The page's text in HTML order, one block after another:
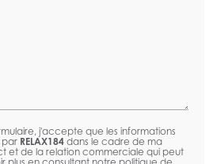
j'accepte que les informations
par RELAX184 dans le cadre de ma
et de la relation commerciale qui peut